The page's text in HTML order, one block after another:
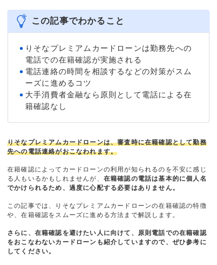
ン、FX、不動産、保険など、多くの金融領域における情報
メディアの編集・監修に携わり、実績は計2000本以上。ロ
ーン利用者へのインタビューなども多数実施し、専門知識
＞＞公式ページ
この記事でわかること
りそなプレミアムカードローンは勤務先への
電話での在籍確認が実施される
電話連絡の時間を相談するなどの対策がスム
ーズに進めるコツ
大手消費者金融なら原則として電話による在
籍確認なし
りそなプレミアムカードローンは、審査時に在籍確認として勤務
先への電話連絡がおこなわれます。
在籍確認によってカードローンの利用が知られるのを不安に感じ
る人もいるかもしれませんが、 在籍確認の電話は基本的に個人名
でかけられるため、過度に心配する必要はありません。
この記事では、りそなプレミアムカードローンの在籍確認の特徴
や、在籍確認をスムーズに進める方法まで解説します。
さらに、在籍確認を避けたい人に向けて、原則電話での在籍確認
をおこなわないカードローンも紹介していますので、ぜひ参考に
してください。